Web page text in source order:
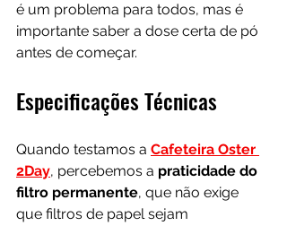
é um problema para todos, mas é
importante saber a dose certa de pó
antes de começar.
Especificações Técnicas
Quando testamos a Cafeteira Oster
2Day, percebemos a praticidade do
filtro permanente, que não exige
que filtros de papel sejam